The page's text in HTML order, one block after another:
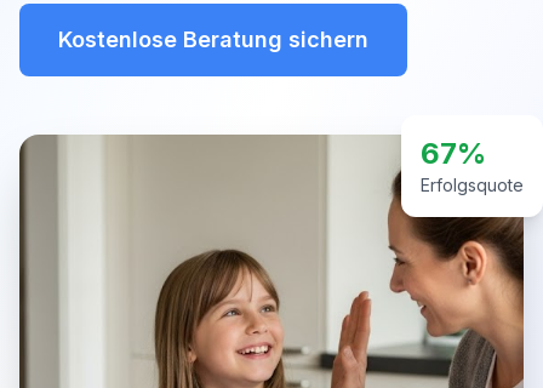
Kostenlose Beratung sichern
67%
Erfolgsquote